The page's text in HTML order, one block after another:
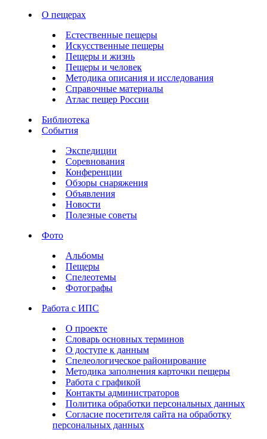
О пещерах
Естественные пещеры
Искусственные пещеры
Пещеры и жизнь
Пещеры и человек
Методика описания и исследования
Справочные материалы
Атлас пещер России
Библиотека
События
Экспедиции
Соревнования
Конференции
Обзоры снаряжения
Объявления
Новости
Полезные советы
Фото
Альбомы
Пещеры
Спелеотемы
Фотографы
Работа с ИПС
О проекте
Словарь основных терминов
О доступе к данным
Спелеологическое районирование
Методика заполнения карточки пещеры
Работа с графикой
Контакты администраторов
Политика обработки персональных данных
Согласие посетителя сайта на обработку
персональных данных